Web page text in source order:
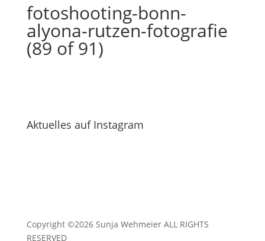
fotoshooting-bonn-
alyona-rutzen-fotografie
(89 of 91)
Aktuelles auf Instagram
Copyright ©2026 Sunja Wehmeier ALL RIGHTS
RESERVED